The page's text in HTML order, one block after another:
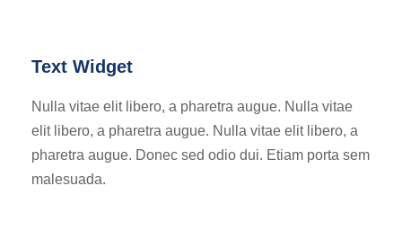
Text Widget
Nulla vitae elit libero, a pharetra augue. Nulla vitae
elit libero, a pharetra augue. Nulla vitae elit libero, a
pharetra augue. Donec sed odio dui. Etiam porta sem
malesuada.